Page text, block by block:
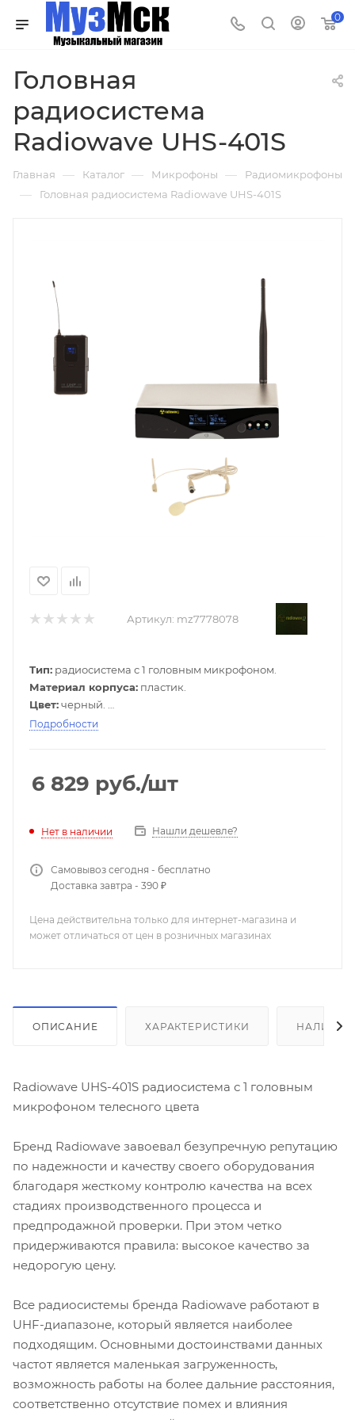
0
Головная
радиосистема
Radiowave UHS-401S
Главная — Каталог — Микрофоны — Радиомикрофоны
— Головная радиосистема Radiowave UHS-401S
Артикул: mz7778078
Тип: радиосистема с 1 головным микрофоном.
Материал корпуса: пластик.
Цвет:черный.
Цвет микрофона:
Подробности
6 829 руб./шт
Нет в наличии Нашли дешевле?
Самовывоз сегодня - бесплатно
Доставка завтра - 390 ₽
Цена действительна только для интернет-магазина и
может отличаться от цен в розничных магазинах
ОПИСАНИЕ ХАРАКТЕРИСТИКИ НАЛИЧИЕ
Radiowave UHS-401S радиосистема с 1 головным
микрофоном телесного цвета
Бренд Radiowave завоевал безупречную репутацию
по надежности и качеству своего оборудования
благодаря жесткому контролю качества на всех
стадиях производственного процесса и
предпродажной проверки. При этом четко
придерживаются правила: высокое качество за
недорогую цену.
Все радиосистемы бренда Radiowave работают в
UHF-диапазоне, который является наиболее
подходящим. Основными достоинствами данных
частот является маленькая загруженность,
возможность работы на более дальние расстояния,
соответственно отсутствие помех и влияния